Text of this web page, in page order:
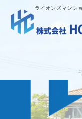
ライオンズマンシ